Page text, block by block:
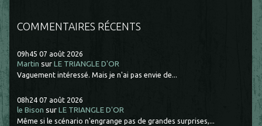
COMMENTAIRES RÉCENTS
09h45 07 août 2026
Martin surLE TRIANGLE D'OR
Vaguement intéressé. Mais je n'ai pas envie de...
08h24 07 août 2026
le Bison surLE TRIANGLE D'OR
Même si le scénario n'engrange pas de grandes surprises,...